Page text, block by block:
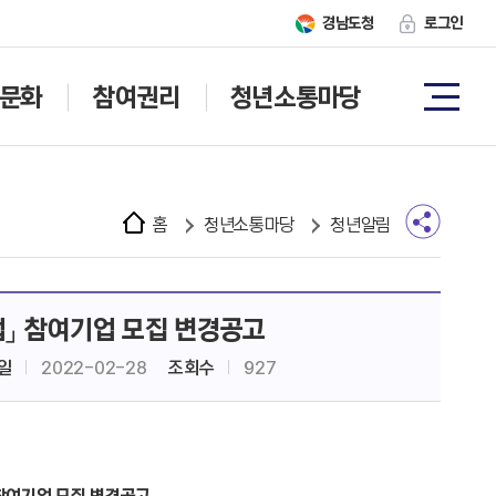
경남도청 로그인
화 참여권리 청년소통마당
홈 청년소통마당 청년알림
참여기업 모집 변경공고
2022-02-28 조회수 927